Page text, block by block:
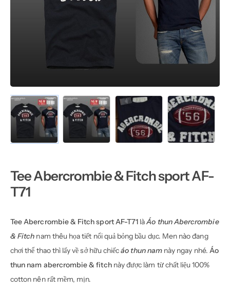
Tee Abercrombie & Fitch sport AF-
T71
Tee Abercrombie & Fitch sport AF-T71 làÁo thun Abercrombie
& Fitch nam thêu họa tiết nổi quả bỏng bầu dục. Men nào đang
chơi thể thao thì lấy về sở hữu chiếcáo thun namnày ngay nhé. Áo
thun nam abercrombie & fitchnày được làm từ chất liệu 100%
cotton nên rất mềm, mịn.